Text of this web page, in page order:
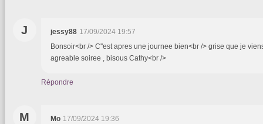
J jessy88 17/09/2024 19:57
Bonsoir<br /> C''est apres une journee bien<br /> grise que je
agreable soiree , bisous Cathy<br />
Répondre
M Mo 17/09/2024 19:36